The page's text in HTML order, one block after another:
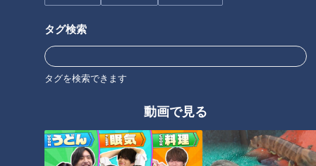
タグ検索
タグを検索できます
動画で見る
・食生活の乱れ
不規則な食生活も薄毛の原因になるため、バランスの良い食生
活が大切です。なかでも積極的に摂取したいのが、「たんぱく
質」と「ビタミン」。たんぱく質は、髪を作る材料に。ビタミ
ンは、頭皮の健康を保ち髪の成長を促進してくれます。